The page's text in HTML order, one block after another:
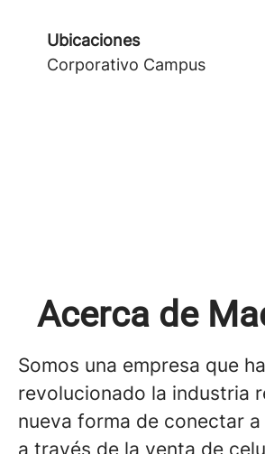
Ubicaciones
Corporativo Campus
Acerca de
Somos una empresa que ha
revolucionado la industria
nueva forma de conectar
a través de la venta de